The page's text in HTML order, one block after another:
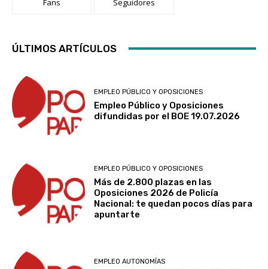
Fans Seguidores
ÚLTIMOS ARTÍCULOS
EMPLEO PÚBLICO Y OPOSICIONES
Empleo Público y Oposiciones
difundidas por el BOE 19.07.2026
EMPLEO PÚBLICO Y OPOSICIONES
Más de 2.800 plazas en las
Oposiciones 2026 de Policía
Nacional: te quedan pocos días para
apuntarte
EMPLEO AUTONOMÍAS